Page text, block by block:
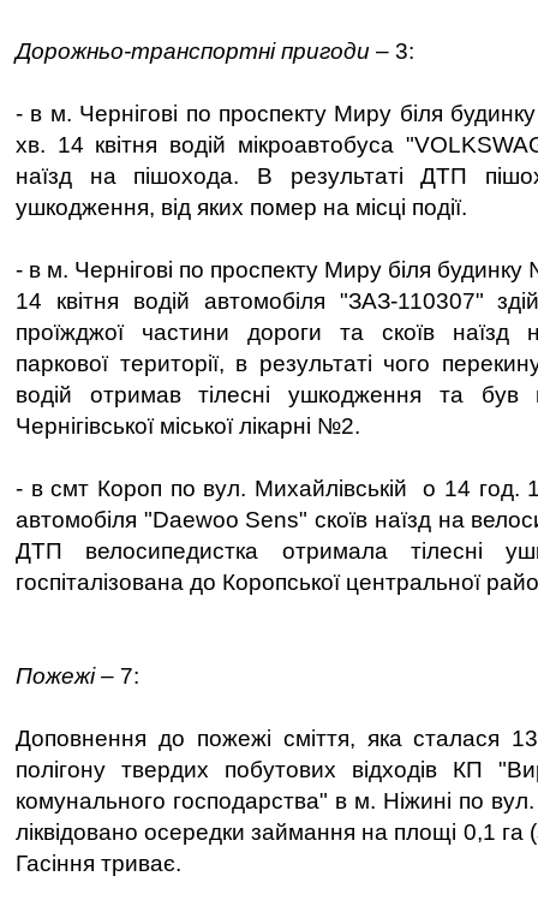
Дорожньо-транспортні пригоди – 3:
- в м. Чернігові по проспекту Миру біля
хв. 14 квітня водій мікроавтобуса
наїзд на пішохода. В результаті ДТП
ушкодження, від яких помер на місці події.
- в м. Чернігові по проспекту Миру біля
14 квітня водій автомобіля "ЗАЗ-110307"
проїжджої частини дороги та скоїв наїзд
паркової території, в результаті чого
водій отримав тілесні ушкодження та був
Чернігівської міської лікарні №2.
- в смт Короп по вул. Михайлівській о 14 год.
автомобіля "Daewoo Sens" скоїв наїзд на
ДТП велосипедистка отримала тілесні
госпіталізована до Коропської центральної
Пожежі– 7:
Доповнення до пожежі сміття, яка сталася 13
полігону твердих побутових відходів КП
комунального господарства" в м. Ніжині по
ліквідовано осередки займання на площі 0,1
Гасіння триває.